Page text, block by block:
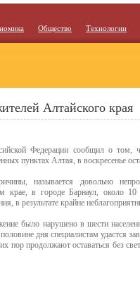
Общество Технологии
Алтайского края
Федерации сообщил о том,
пунктах Алтая, в воскресенье
называется довольно
крае, в городе Барнаул, около
в результате крайне
было нарушено в шести
дня специалистам удастся
пор продолжают оставаться без